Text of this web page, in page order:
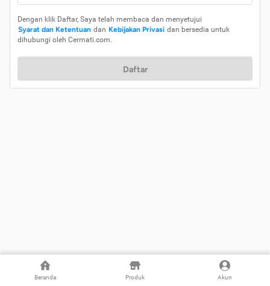
Beranda Produk Akun
Dengan klik Daftar, Saya telah membaca dan menyetujui
Syarat dan Ketentuan dan Kebijakan Privasi dan bersedia untuk
dihubungi oleh Cermati.com.
Daftar